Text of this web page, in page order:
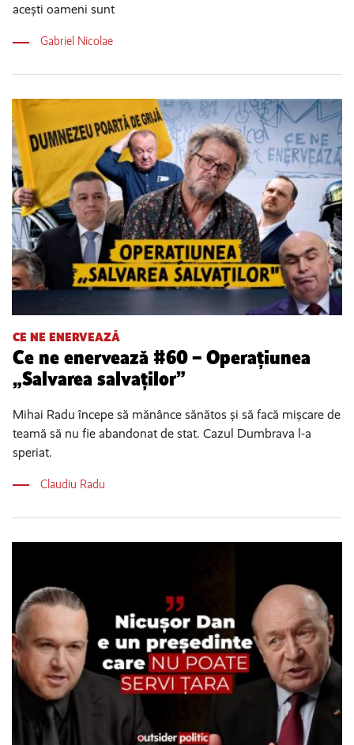
acești oameni sunt
Gabriel Nicolae
CE NE ENERVEAZĂ
Ce ne enervează #60 – Operațiunea
„Salvarea salvaților”
Mihai Radu începe să mănânce sănătos și să facă mișcare de
teamă să nu fie abandonat de stat. Cazul Dumbrava l-a
speriat.
Claudiu Radu